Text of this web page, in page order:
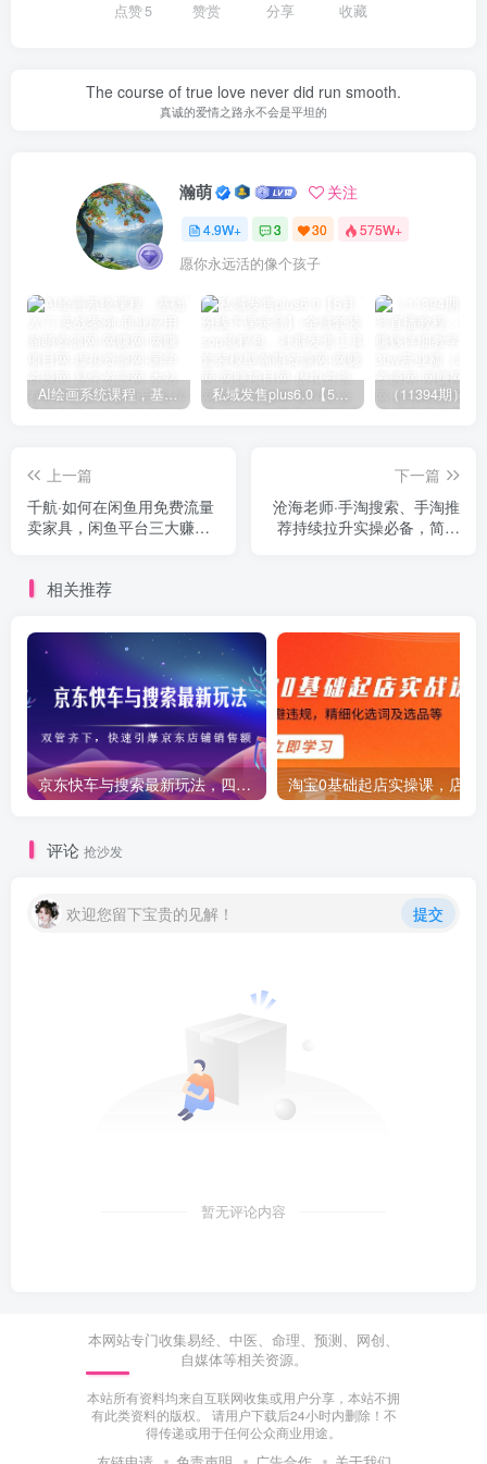
点赞5 赞赏 分享 收藏
The course of true love never did run smooth.
真诚的爱情之路永不会是平坦的
瀚萌 关注
4.9W+ 3 30 575W+
愿你永远活的像个孩子
AI绘画系统课程，基础入门-实战案例-商业应用 私域发售plus6.0【5月份线下课录音】/全域套装sop流程包，社群发售工具套装模型
上一篇
千航·如何在闲鱼用免费流量
卖家具，闲鱼平台三大赚钱
下一篇
沧海老师·手淘搜索、手淘推
荐持续拉升实操必备，简单
相关推荐
京东快车与搜索最新玩法，四个维度抢占红利，引爆京东平台
评论 抢沙发
欢迎您留下宝贵的见解！ 提交
暂无评论内容
本网站专门收集易经、中医、命理、预测、网创、
自媒体等相关资源。
本站所有资料均来自互联网收集或用户分享，本站不拥
有此类资料的版权。 请用户下载后24小时内删除！不
得传递或用于任何公众商业用途。